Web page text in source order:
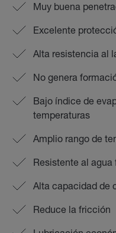
Muy buena
Excelente
Alta resistencia al
No genera
Bajo índice de
temperaturas
Amplio rango de
Resistente al agua
Alta capacidad de
Reduce la fricción